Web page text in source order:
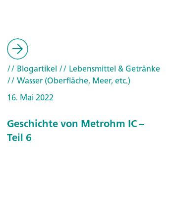
// Blogartikel // Lebensmittel & Getränke
// Wasser (Oberfläche, Meer, etc.)
16. Mai 2022
Geschichte von Metrohm IC –
Teil 6